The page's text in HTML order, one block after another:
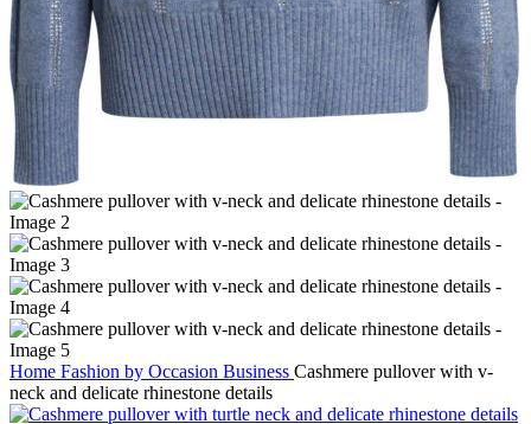
Home Fashion by Occasion Business Cashmere pullover with v-
neck and delicate rhinestone details